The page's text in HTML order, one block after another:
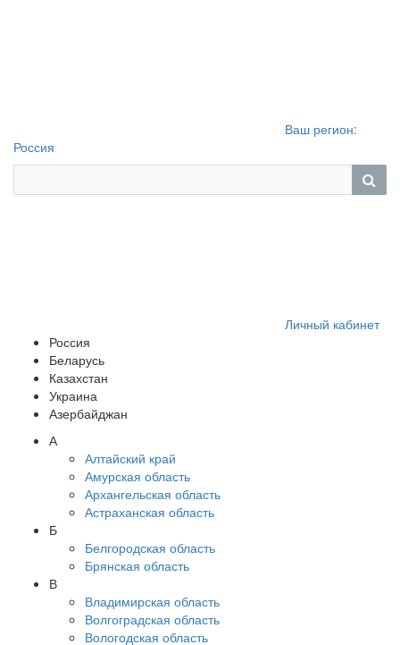
Ваш регион:
Россия
Личный кабинет
Россия
Беларусь
Казахстан
Украина
Азербайджан
А
Алтайский край
Амурская область
Архангельская область
Астраханская область
Б
Белгородская область
Брянская область
В
Владимирская область
Волгоградская область
Вологодская область